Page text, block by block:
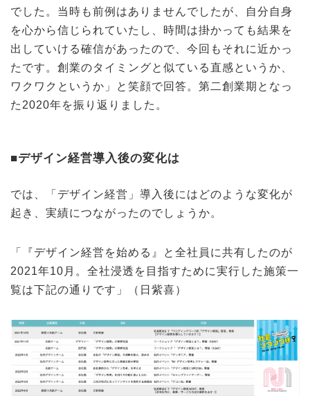
でした。当時も前例はありませんでしたが、自分自身
を心から信じられていたし、時間は掛かっても結果を
出していける確信があったので、今回もそれに近かっ
たです。創業のタイミングと似ている直感というか、
ワクワクというか」と笑顔で回答。第二創業期となっ
た2020年を振り返りました。
■デザイン経営導入後の変化は
では、「デザイン経営」導入後にはどのような変化が
起き、実績につながったのでしょうか。
「『デザイン経営を始める』と全社員に共有したのが
2021年10月。全社浸透を目指すために実行した施策一
覧は下記の通りです」（日紫喜）